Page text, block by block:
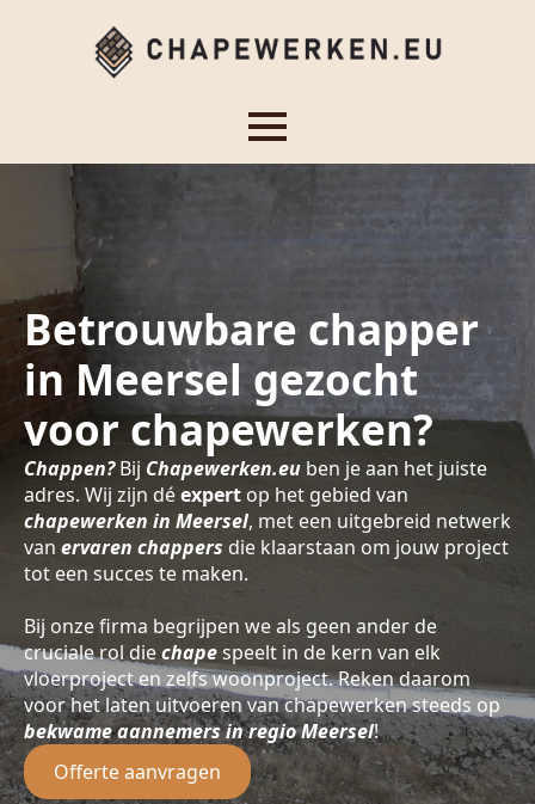
Betrouwbare chapper
in Meersel gezocht
voor chapewerken?
Chappen?Bij Chapewerken.eu ben je aan het juiste
adres. Wij zijn déexpertop het gebied van
chapewerken in Meersel, met een uitgebreid netwerk
van ervaren chappers die klaarstaan om jouw project
tot een succes te maken.
Bij onze firma begrijpen we als geen ander de
cruciale rol diechapespeelt in de kern van elk
vloerproject en zelfs woonproject. Reken daarom
voor het laten uitvoeren van chapewerken steeds op
bekwame aannemers in regio Meersel!
Offerte aanvragen